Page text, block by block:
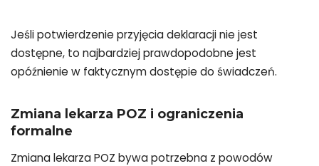
Jeśli potwierdzenie przyjęcia deklaracji nie jest
dostępne, to najbardziej prawdopodobne jest
opóźnienie w faktycznym dostępie do świadczeń.
Zmiana lekarza POZ i ograniczenia
formalne
Zmiana lekarza POZ bywa potrzebna z powodów